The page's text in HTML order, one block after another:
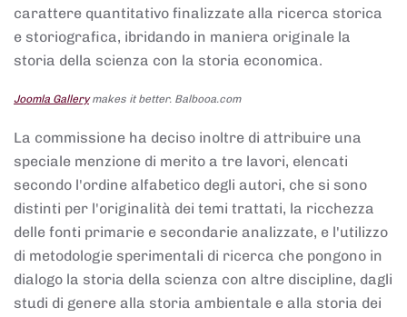
carattere quantitativo finalizzate alla ricerca storica
e storiografica, ibridando in maniera originale la
storia della scienza con la storia economica.
Joomla Gallerymakes it better. Balbooa.com
La commissione ha deciso inoltre di attribuire una
speciale menzione di merito a tre lavori, elencati
secondo l'ordine alfabetico degli autori, che si sono
distinti per l'originalità dei temi trattati, la ricchezza
delle fonti primarie e secondarie analizzate, e l'utilizzo
di metodologie sperimentali di ricerca che pongono in
dialogo la storia della scienza con altre discipline, dagli
studi di genere alla storia ambientale e alla storia dei